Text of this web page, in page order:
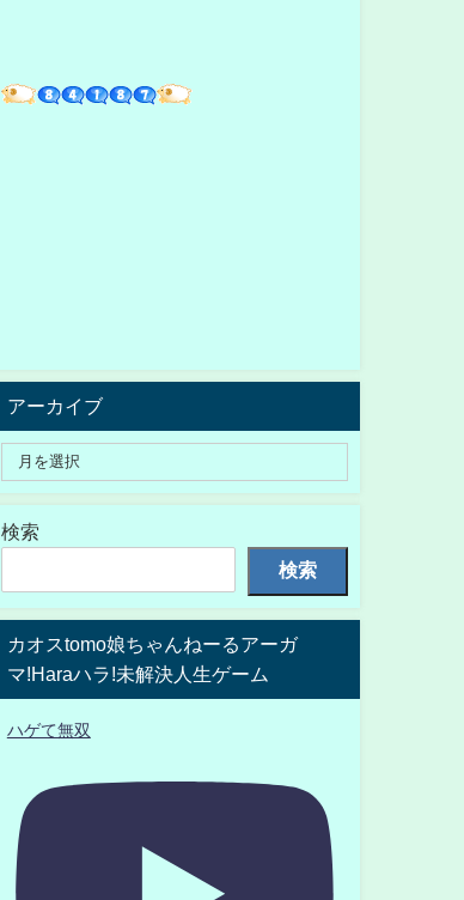
アーカイブ
検索
検索
カオスtomo娘ちゃんねーるアーガ
マ!Haraハラ!未解決人生ゲーム
ハゲて無双